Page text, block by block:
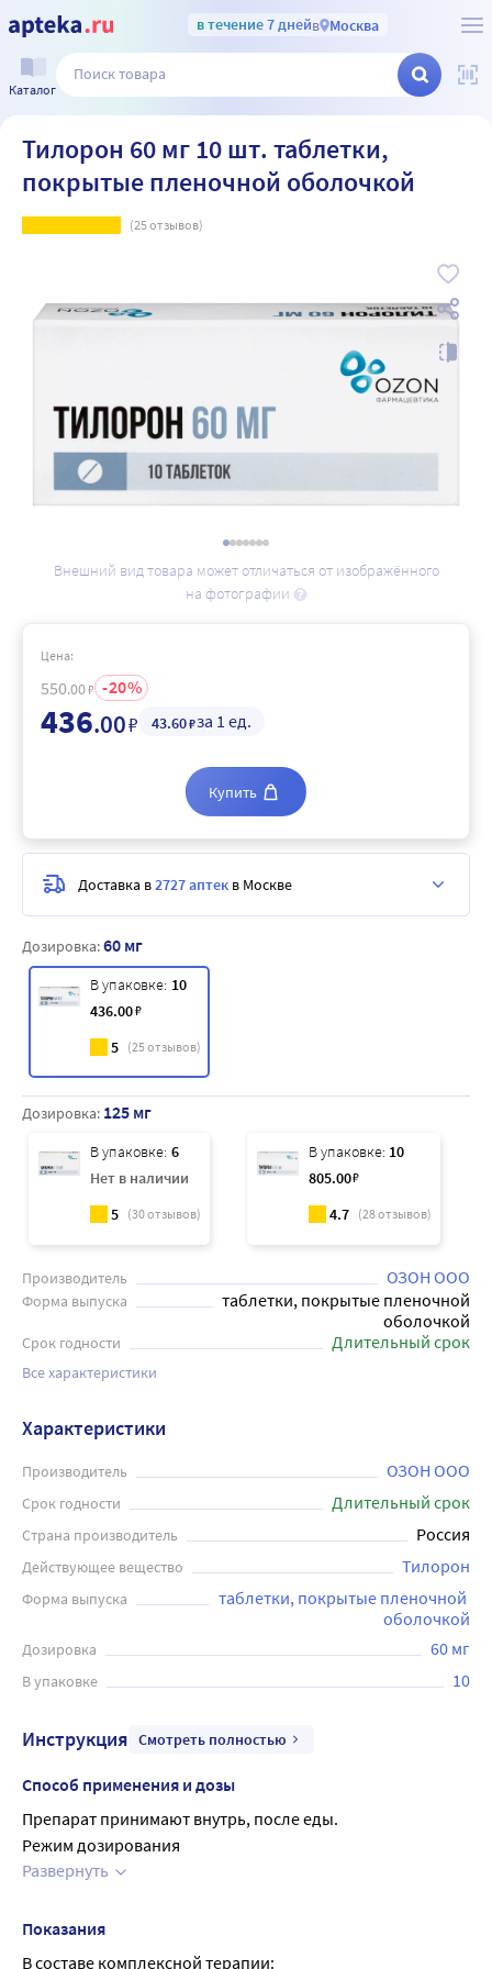
в течение 7 днейв Москва
Каталог
Тилорон 60 мг 10 шт. таблетки,
покрытые пленочной оболочкой
(25отзывов)
Внешний вид товара может отличаться от изображённого
на фотографии
Дозировка:60 мг
В упаковке: 10
436.00₽
5 (25отзывов)
Дозировка: 125 мг
В упаковке: 6
Нет в наличии
5 (30отзывов)
В упаковке: 10
805.00₽
4.7 (28отзывов)
Производитель ОЗОН ООО
Форма выпуска
таблетки, покрытые пленочной
оболочкой
Срок годности Длительный срок
Все характеристики
Цена:
550.00₽ 20
436.00₽ 43.60₽за 1 ед.
Купить
Доставка в2727 аптек в Москве
Характеристики
Производитель ОЗОН ООО
Срок годности Длительный срок
Страна производитель Россия
Действующее вещество Тилорон
Форма выпуска
таблетки, покрытые пленочной
оболочкой
Дозировка 60 мг
В упаковке 10
Инструкция Смотреть полностью
Способ применения и дозы
Препарат принимают внутрь, после еды.
Режим дозирования
Взрослые
первые 2 дня лечения, затем по 125 мг через 48 часов. На
курс - 750 мг (6 таблеток).
Развернуть
Показания
В составе комплексной терапии: